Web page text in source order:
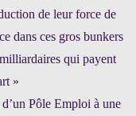
de leur force de
dans ces gros bunkers
qui payent
»
Pôle Emploi à une